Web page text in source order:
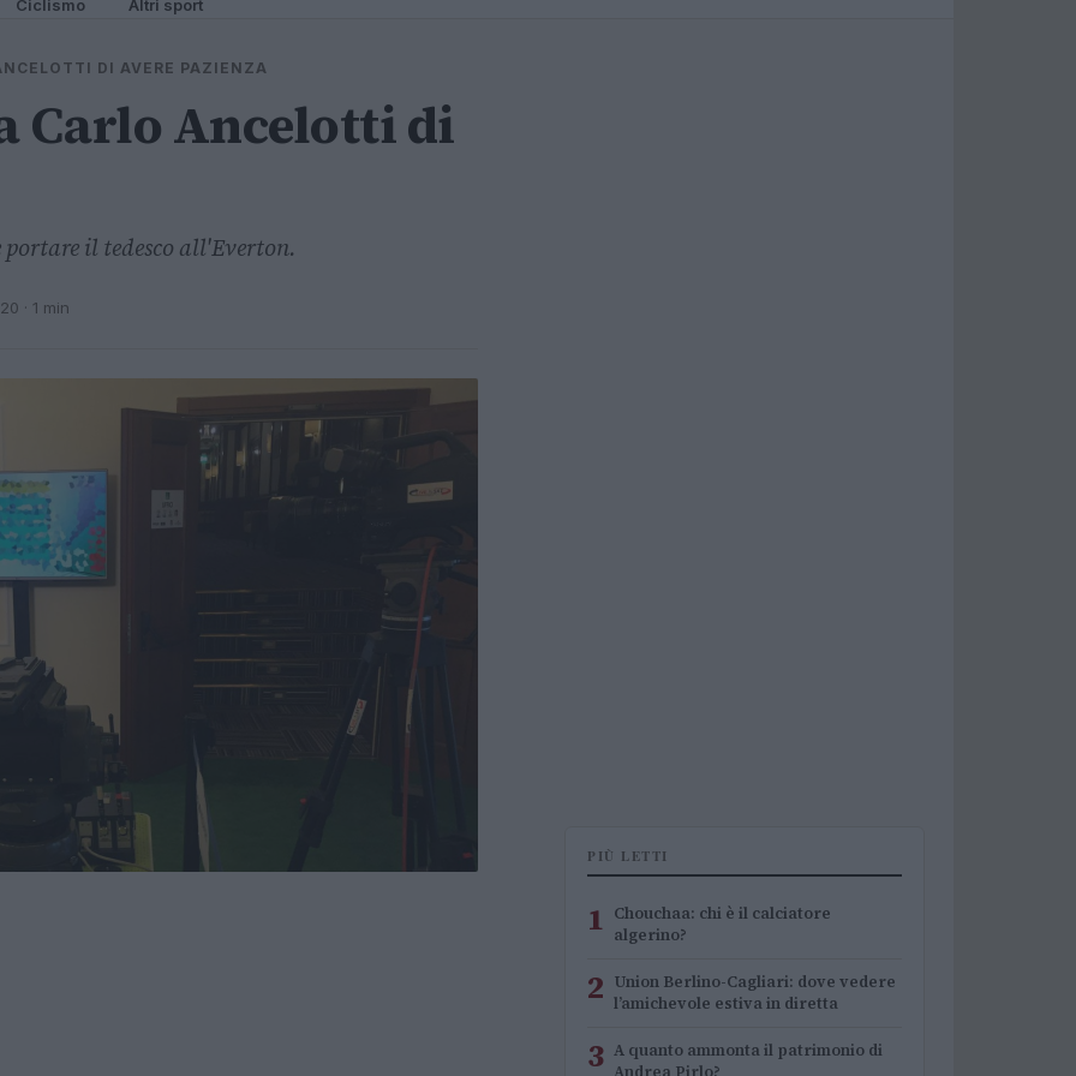
Ciclismo Altri sport
DI AVERE PAZIENZA
Carlo Ancelotti di
il tedesco all'Everton.
· 1 min
PIÙ LETTI
1 Chouchaa: chi è il calciatore
algerino?
2 Union Berlino-Cagliari: dove vedere
l’amichevole estiva in diretta
3 A quanto ammonta il patrimonio di
Andrea Pirlo?